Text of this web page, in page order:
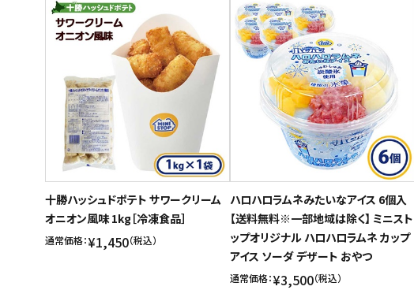
特定商取引法表示について
プライバシーポリシー
新着順
発売日順
価格が高い
お気に入り登録数
十勝ハッシュドポテト サワークリーム
オニオン風味 1kg［冷凍食品］
通常価格：¥1,450（税込）
ハロハロラムネみたいなアイス 6個入
【送料無料※一部地域は除く】 ミニスト
ップオリジナル ハロハロラムネ カップ
アイス ソーダ デザート おやつ
通常価格：¥3,500（税込）